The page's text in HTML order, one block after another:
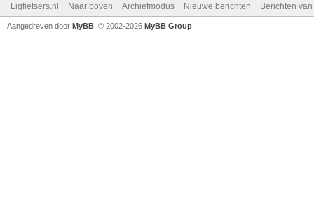
Ligfietsers.nl Naar boven Archiefmodus Nieuwe berichten Berichten
Aangedreven door MyBB , © 2002-2026 MyBB Group